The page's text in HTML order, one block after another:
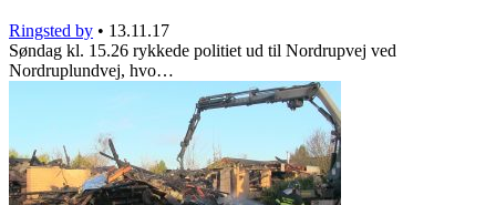
Ringsted by • 13.11.17
Søndag kl. 15.26 rykkede politiet ud til Nordrupvej ved
Nordruplundvej, hvo…